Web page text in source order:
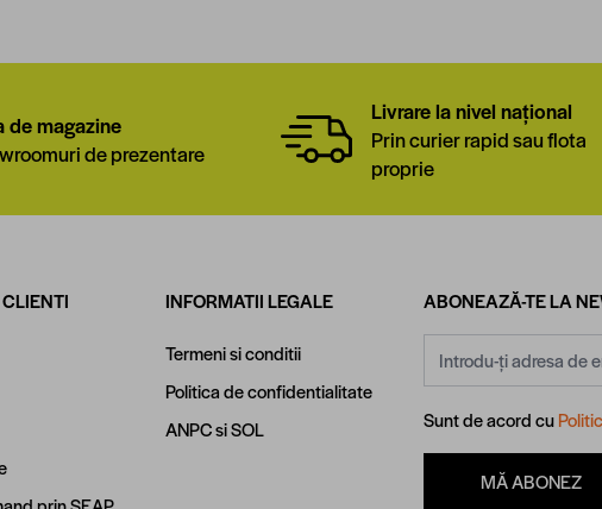
de magazine
de prezentare
Livrare la nivel național
Prin curier rapid sau flota
proprie
INFORMATII LEGALE
Termeni si conditii
Politica de confidentialitate
ANPCsiSOL
ABONEAZĂ-TE LA
Sunt de acord cu
MĂ ABONEZ